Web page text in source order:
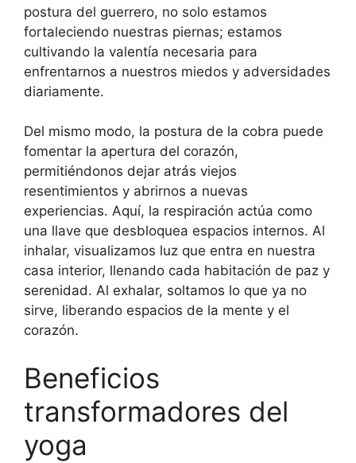
postura del guerrero, no solo estamos
fortaleciendo nuestras piernas; estamos
cultivando la valentía necesaria para
enfrentarnos a nuestros miedos y adversidades
diariamente.
Del mismo modo, la postura de la cobra puede
fomentar la apertura del corazón,
permitiéndonos dejar atrás viejos
resentimientos y abrirnos a nuevas
experiencias. Aquí, la respiración actúa como
una llave que desbloquea espacios internos. Al
inhalar, visualizamos luz que entra en nuestra
casa interior, llenando cada habitación de paz y
serenidad. Al exhalar, soltamos lo que ya no
sirve, liberando espacios de la mente y el
corazón.
Beneficios
transformadores del
yoga